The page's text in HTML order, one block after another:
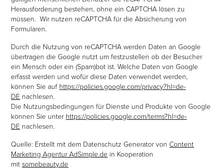
Herausforderung bestehen, ohne ein CAPTCHA lösen zu
müssen. Wir nutzen reCAPTCHA für die Absicherung von
Formularen.
Durch die Nutzung von reCAPTCHA werden Daten an Google
übertragen die Google nutzt um festzustellen ob der Besucher
ein Mensch oder ein (Spam)bot ist. Welche Daten von Google
erfasst werden und wofür diese Daten verwendet werden,
können Sie auf https://policies.google.com/privacy?hl=de-
DE nachlesen.
Die Nutzungsbedingungen für Dienste und Produkte von Google
können Sie unter https://policies.google.com/terms?hl=de-
DE nachlesen.
Quelle: Erstellt mit dem Datenschutz Generator vonContent
Marketing Agentur AdSimple.de in Kooperation
mitsomebeauty.de